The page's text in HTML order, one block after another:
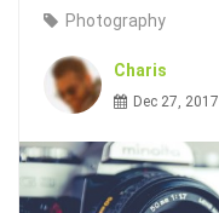
Photography
Charis
Dec 27, 2017